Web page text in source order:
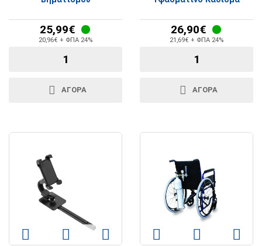
25,99€
20,96€ + ΦΠΑ 24%
ΑΓΟΡΑ
26,90€
21,69€ + ΦΠΑ 24%
ΑΓΟΡΑ